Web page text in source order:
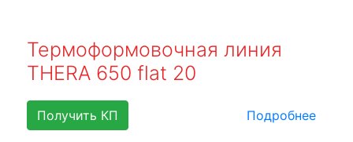
Термоформовочная линия
THERA 650 flat 20
Получить КП Подробнее